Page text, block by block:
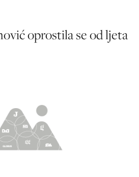
oprostila se od ljeta